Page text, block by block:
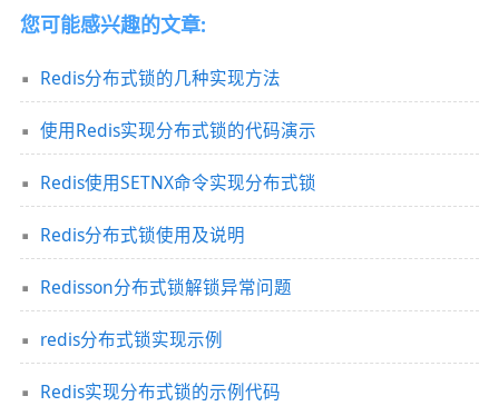
您可能感兴趣的文章:
Redis分布式锁的几种实现方法
使用Redis实现分布式锁的代码演示
Redis使用SETNX命令实现分布式锁
Redis分布式锁使用及说明
Redisson分布式锁解锁异常问题
redis分布式锁实现示例
Redis实现分布式锁的示例代码